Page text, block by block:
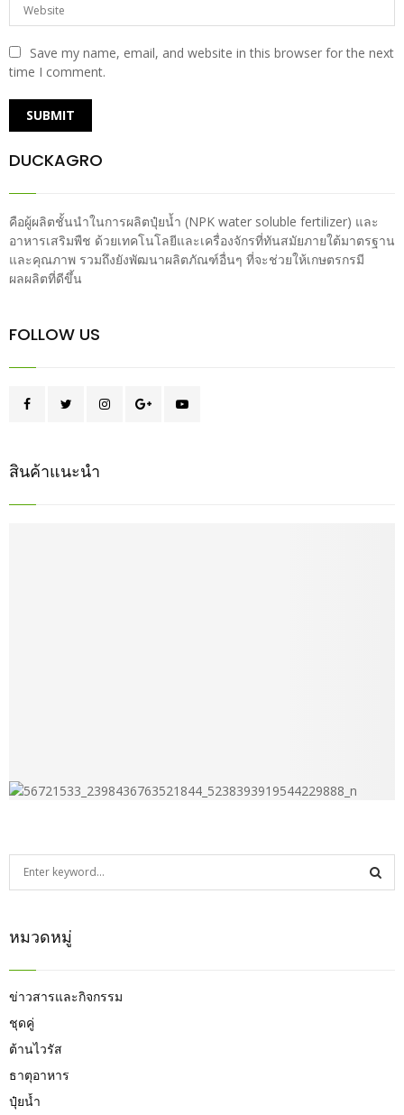
Save my name, email, and website in this browser for the next
time I comment.
DUCKAGRO
คือผู้ผลิตชั้นนำในการผลิตปุ๋ยน้ำ (NPK water soluble fertilizer) และ
อาหารเสริมพืช ด้วยเทคโนโลยีและเครื่องจักรที่ทันสมัยภายใต้มาตรฐาน
และคุณภาพ รวมถึงยังพัฒนาผลิตภัณฑ์อื่นๆ ที่จะช่วยให้เกษตรกรมี
ผลผลิตที่ดีขึ้น
FOLLOW US
สินค้าแนะนำ
c
o
หมวดหมู่
ข่าวสารและกิจกรรม
ชุดคู่
ต้านไวรัส
ธาตุอาหาร
ปุ๋ยน้ำ